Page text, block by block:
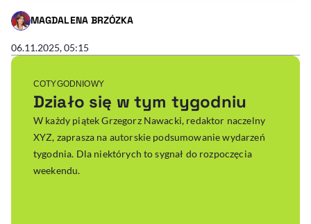
MAGDALENA BRZÓZKA
- AUTOR ARTYKUŁU - PROFIL
06.11.2025, 05:15